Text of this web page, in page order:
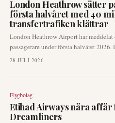
London Heathrow sätter
första halvåret med 40
transfertrafiken klättrar
London Heathrow Airport har
passagerare under första halvåret
flygplatsens robusta återhämtning och
transfertrafiken, även mitt i en svagare
28 JULI 2026
Flygbolag
Etihad Airways nära affär
Dreamliners